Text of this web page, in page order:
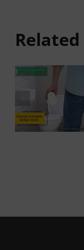
Darah:
dan Kapan
ke